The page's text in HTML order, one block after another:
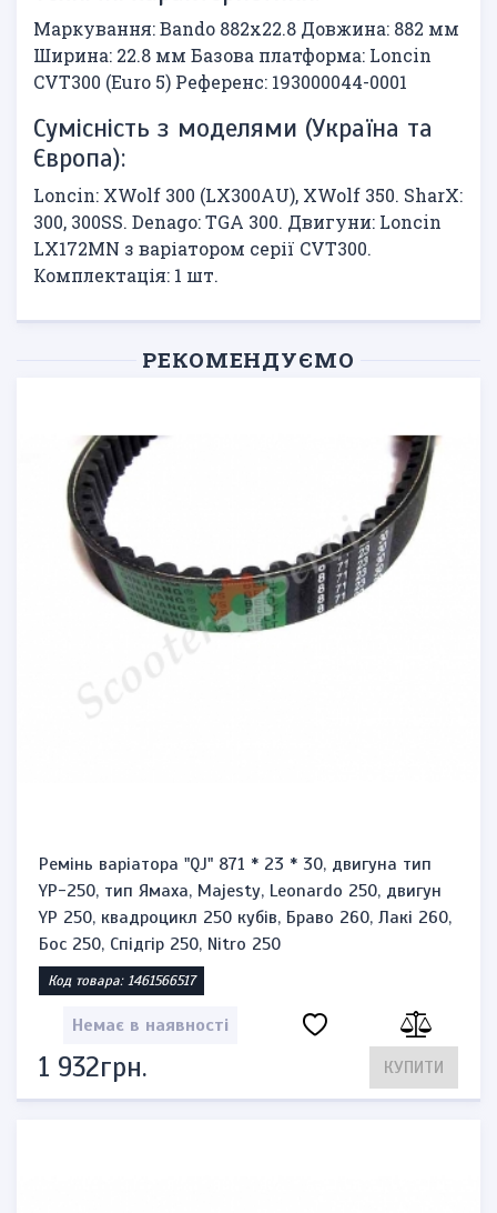
Маркування: Bando 882х22.8 Довжина: 882 мм
Ширина: 22.8 мм Базова платформа: Loncin
CVT300 (Euro 5) Референс: 193000044-0001
Сумісність з моделями (Україна та
Європа):
Loncin: XWolf 300 (LX300AU), XWolf 350. SharX:
300, 300SS. Denago: TGA 300. Двигуни: Loncin
LX172MN з варіатором серії CVT300.
Комплектація: 1 шт.
РЕКОМЕНДУЄМО
Ремінь варіатора "QJ" 871 * 23 * 30, двигуна тип
YP-250, тип Ямаха, Majesty, Leonardo 250, двигун
YP 250, квадроцикл 250 кубів, Браво 260, Лакі 260,
Бос 250, Спідгір 250, Nitro 250
Код товара: 1461566517
Немає в наявності
1 932грн. КУПИТИ